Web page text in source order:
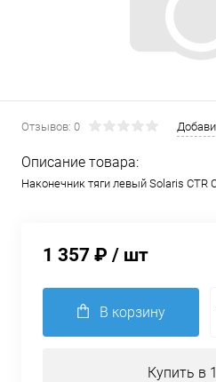
Отзывов: 0
Описание товара:
Наконечник тяги левый Solaris CTR
1 357 ₽ / шт
В корзину
Купить в